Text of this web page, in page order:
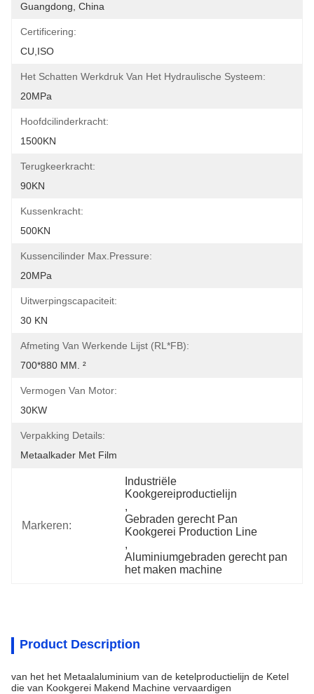
Guangdong, China
Certificering:
CU,ISO
Het Schatten Werkdruk Van Het Hydraulische Systeem:
20MPa
Hoofdcilinderkracht:
1500KN
Terugkeerkracht:
90KN
Kussenkracht:
500KN
Kussencilinder Max.pressure:
20MPa
Uitwerpingscapaciteit:
30 KN
Afmeting Van Werkende Lijst (RL*FB):
700*880 MM. ²
Vermogen Van Motor:
30KW
Verpakking Details:
Metaalkader Met Film
Markeren:
Industriële
Kookgereiproductielijn
,
Gebraden gerecht Pan
Kookgerei Production Line
,
Aluminiumgebraden gerecht pan
het maken machine
Product Description
van het het Metaalaluminium van de ketelproductielijn de Ketel
die van Kookgerei Makend Machine vervaardigen